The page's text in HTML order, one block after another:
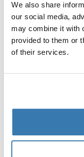
We also share
our social media,
may combine it with
provided to them or
of their services.
Beschreibung
Toggle guides